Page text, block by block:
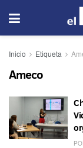
Inicio Etiqueta
Ameco